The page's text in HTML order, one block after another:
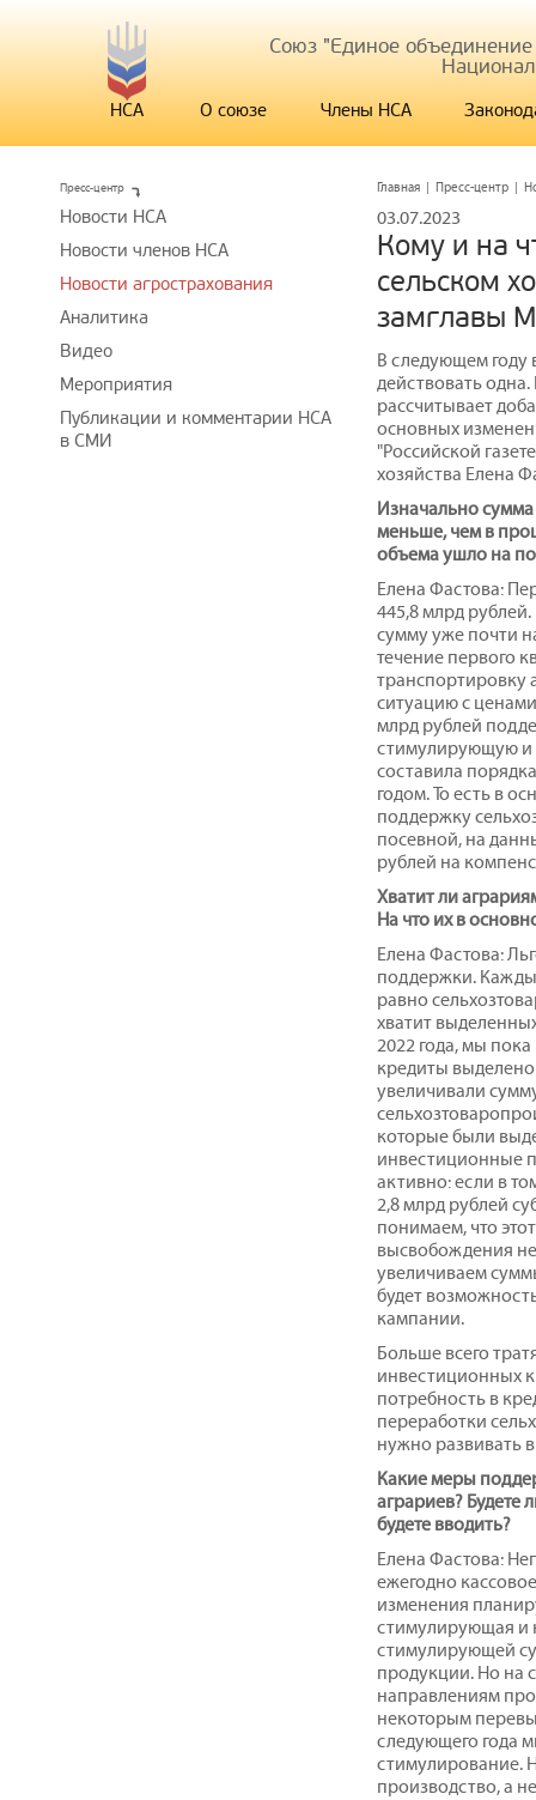
Союз "Единое
НСА О союзе Члены НСА
Главная | Пресс-центр |
03.07.2023
Кому и на
сельском
замглавы
В следующем году
действовать
рассчитывает
основных
"Российской
хозяйства Елена
Изначально
меньше, чем в
объема ушло на
Елена Фастова:
445,8 млрд
сумму уже почти
течение первого
транспортировку
ситуацию с
млрд рублей
стимулирующую и
составила
годом. То есть в
поддержку
посевной, на
рублей на
Хватит ли
На что их в
Елена Фастова:
поддержки.
равно
хватит
2022 года, мы
кредиты
увеличивали
которые были
инвестиционные
активно: если в
2,8 млрд рублей
понимаем, что
высвобождения
увеличиваем
будет
кампании.
Больше всего
инвестиционных
потребность в
переработки
нужно развивать
Какие меры
аграриев? Будете
будете вводить?
Елена Фастова:
ежегодно
изменения
стимулирующая и
стимулирующей
продукции. Но на
направлениям
некоторым
следующего года
стимулирование.
производство, а
Пресс-центр
Новости НСА
Новости членов НСА
Новости агрострахования
Аналитика
Видео
Мероприятия
Публикации и комментарии НСА
в СМИ